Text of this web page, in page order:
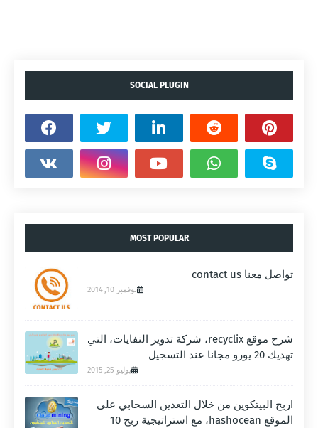
SOCIAL PLUGIN
MOST POPULAR
تواصل معنا contact us
نوفمبر 10, 2014
شرح موقع recyclix، شركة تدوير النفايات، التي
تهديك 20 يورو مجانا عند التسجيل
يوليو 25, 2015
اربح البيتكوين من خلال التعدين السحابي على
الموقع hashocean، مع استراتيجية ربح 10